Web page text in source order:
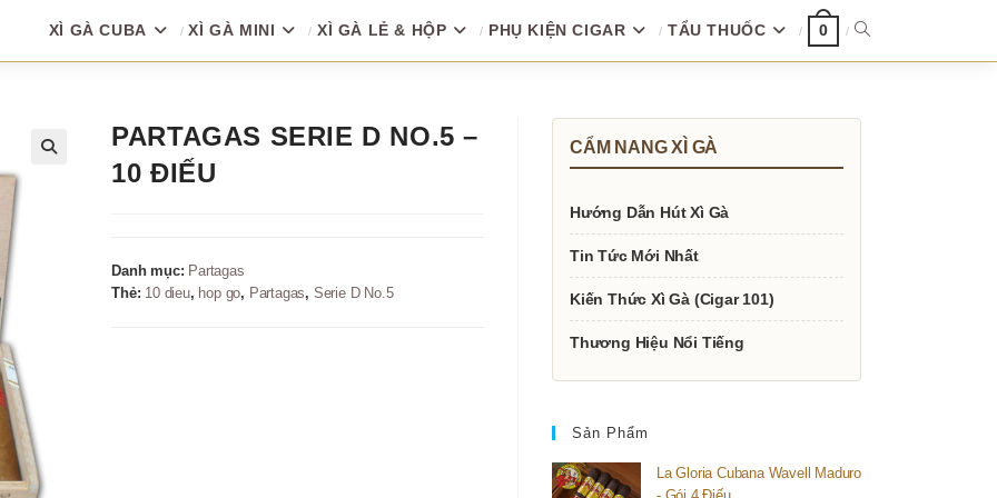
XÌ GÀ CUBA XÌ GÀ MINI XÌ GÀ LẺ & HỘP PHỤ KIỆN CIGAR TẨU THUỐC 0 TOGGLE
PARTAGAS SERIE D NO.5 –
10 ĐIẾU
Danh mục: Partagas
Thẻ: 10 dieu, hop go, Partagas, Serie D No.5
CẨM NANG XÌ GÀ
Hướng Dẫn Hút Xì Gà
Tin Tức Mới Nhất
Kiến Thức Xì Gà (Cigar 101)
Thương Hiệu Nổi Tiếng
Sản Phẩm
La Gloria Cubana Wavell Maduro